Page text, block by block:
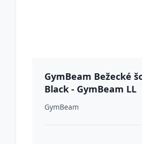
GymBeam Bežecké
Black - GymBeam LL
GymBeam